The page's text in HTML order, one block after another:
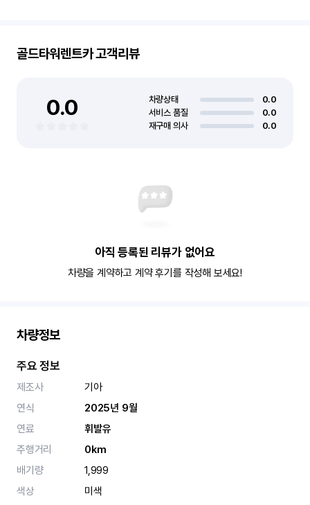
골드타워렌트카고객리뷰
0.0 차량상태
0.0
서비스 품질
0.0
재구매 의사
0.0
아직 등록된 리뷰가 없어요
차량을 계약하고 계약 후기를 작성해 보세요!
차량정보
주요 정보
제조사
기아
연식
2025년 9월
연료
휘발유
주행거리
0km
배기량
1,999
색상
미색